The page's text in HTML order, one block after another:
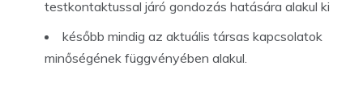
testkontaktussal járó gondozás hatására alakul ki
később mindig az aktuális társas kapcsolatok
minőségének függvényében alakul.